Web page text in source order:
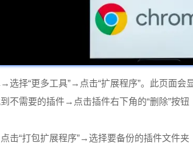
择“更多工具”→点击“扩展程序”。此页面会
不需要的插件→点击插件右下角的“删除”按
击“打包扩展程序”→选择要备份的插件文件